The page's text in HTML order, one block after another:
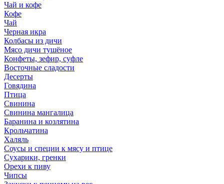
Чай и кофе
Кофе
Чай
Черная икра
Колбасы из дичи
Мясо дичи тушёное
Конфеты, зефир, суфле
Восточные сладости
Десерты
Говядина
Птица
Свинина
Свинина мангалица
Баранина и козлятина
Крольчатина
Халяль
Соусы и специи к мясу и птице
Сухарики, гренки
Орехи к пиву
Чипсы